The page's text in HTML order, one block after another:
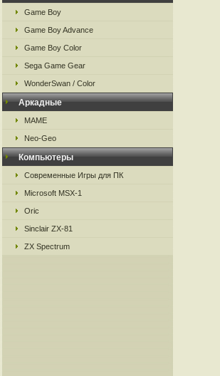
Game Boy
Game Boy Advance
Game Boy Color
Sega Game Gear
WonderSwan / Color
Аркадные
MAME
Neo-Geo
Компьютеры
Современные Игры для ПК
Microsoft MSX-1
Oric
Sinclair ZX-81
ZX Spectrum